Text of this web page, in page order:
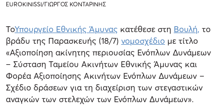
EUROKINISSI/ΓΙΩΡΓΟΣ ΚΟΝΤΑΡΙΝΗΣ
ΤοΥπουργείο Εθνικής Άμυνας κατέθεσε στη Βουλή, το
βράδυ της Παρασκευής (18/7) νομοσχέδιο με τίτλο
«Αξιοποίηση ακίνητης περιουσίας Ενόπλων Δυνάμεων
– Σύσταση Ταμείου Ακινήτων Εθνικής Άμυνας και
Φορέα Αξιοποίησης Ακινήτων Ενόπλων Δυνάμεων –
Σχέδιο δράσεων για τη διαχείριση των στεγαστικών
αναγκών των στελεχών των Ενόπλων Δυνάμεων».